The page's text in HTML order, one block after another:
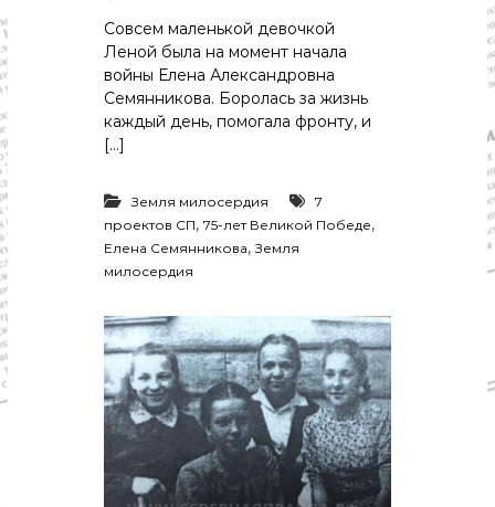
Совсем маленькой девочкой
Леной была на момент начала
войны Елена Александровна
Семянникова. Боролась за жизнь
каждый день, помогала фронту, и
[…]
Земля милосердия
7
проектов СП,75-лет Великой Победе,
Елена Семянникова,Земля
милосердия